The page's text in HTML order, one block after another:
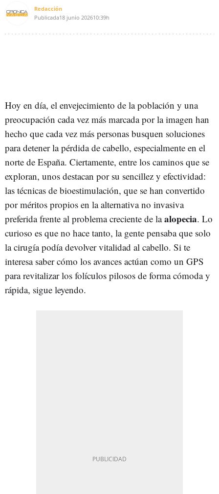
Redacción
Publicada18 junio 202610:39h
Hoy en día, el envejecimiento de la población y una
preocupación cada vez más marcada por la imagen han
hecho que cada vez más personas busquen soluciones
para detener la pérdida de cabello, especialmente en el
norte de España. Ciertamente, entre los caminos que se
exploran, unos destacan por su sencillez y efectividad:
las técnicas de bioestimulación, que se han convertido
por méritos propios en la alternativa no invasiva
preferida frente al problema creciente de laalopecia. Lo
curioso es que no hace tanto, la gente pensaba que solo
la cirugía podía devolver vitalidad al cabello. Si te
interesa saber cómo los avances actúan como un GPS
para revitalizar los folículos pilosos de forma cómoda y
rápida, sigue leyendo.